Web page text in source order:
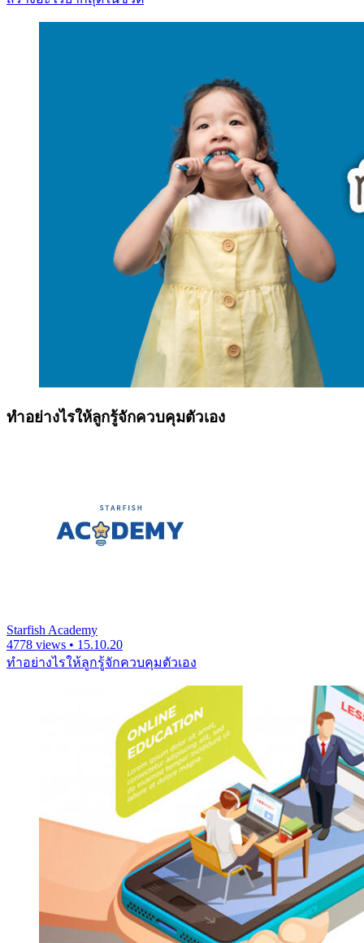
ทำอย่างไรให้ลูกรู้จักควบคุมตัวเอง
Starfish Academy
4778 views • 15.10.20
ทำอย่างไรให้ลูกรู้จักควบคุมตัวเอง